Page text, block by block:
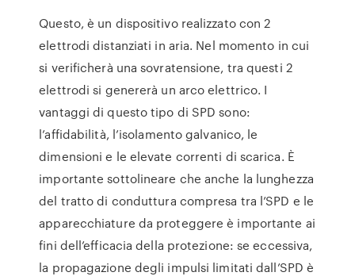
Questo, è un dispositivo realizzato con 2
elettrodi distanziati in aria. Nel momento in cui
si verificherà una sovratensione, tra questi 2
elettrodi si genererà un arco elettrico. I
vantaggi di questo tipo di SPD sono:
l’affidabilità, l’isolamento galvanico, le
dimensioni e le elevate correnti di scarica. È
importante sottolineare che anche la lunghezza
del tratto di conduttura compresa tra l’SPD e le
apparecchiature da proteggere è importante ai
fini dell’efficacia della protezione: se eccessiva,
la propagazione degli impulsi limitati dall’SPD è